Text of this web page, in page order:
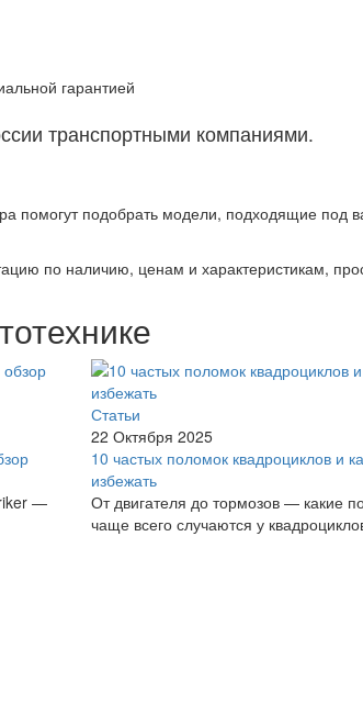
гарантией
транспортными компаниями.
помогут подобрать модели, подходящие под
по наличию, ценам и характеристикам,
—
Статьи
22 Октября 2025
10 частых поломок квадроциклов и
избежать
От двигателя до тормозов — какие
чаще всего случаются у